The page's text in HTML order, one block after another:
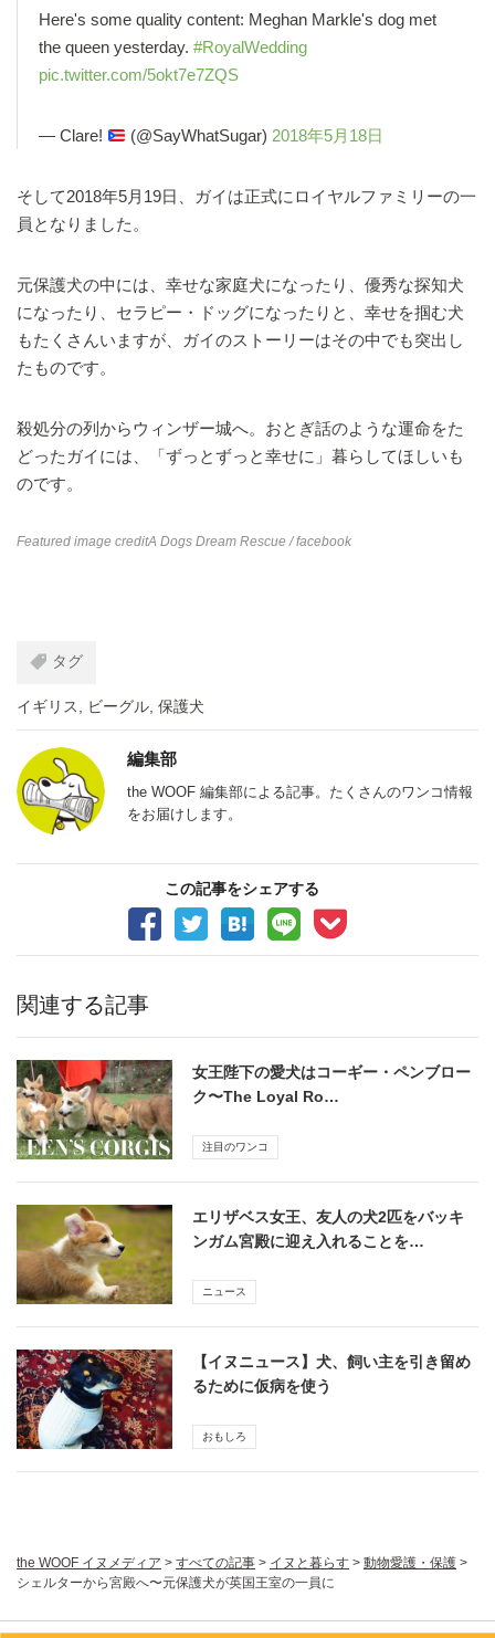
Here's some quality content: Meghan Markle's dog met
the queen yesterday. #RoyalWedding
pic.twitter.com/5okt7e7ZQS
— Clare! (@SayWhatSugar) 2018年5月18日
そして2018年5月19日、ガイは正式にロイヤルファミリーの一
員となりました。
元保護犬の中には、幸せな家庭犬になったり、優秀な探知犬
になったり、セラピー・ドッグになったりと、幸せを掴む犬
もたくさんいますが、ガイのストーリーはその中でも突出し
たものです。
殺処分の列からウィンザー城へ。おとぎ話のような運命をた
どったガイには、「ずっとずっと幸せに」暮らしてほしいも
のです。
Featured image creditA Dogs Dream Rescue/ facebook
タグ
イギリス, ビーグル, 保護犬
編集部
the WOOF 編集部による記事。たくさんのワンコ情報
をお届けします。
この記事をシェアする
関連する記事
女王陛下の愛犬はコーギー・ペンブロー
ク〜The Loyal Ro…
注目のワンコ
エリザベス女王、友人の犬2匹をバッキ
ンガム宮殿に迎え入れることを…
ニュース
【イヌニュース】犬、飼い主を引き留め
るために仮病を使う
おもしろ
the WOOF イヌメディア > すべての記事 > イヌと暮らす > 動物愛護・保護 >
シェルターから宮殿へ〜元保護犬が英国王室の一員に